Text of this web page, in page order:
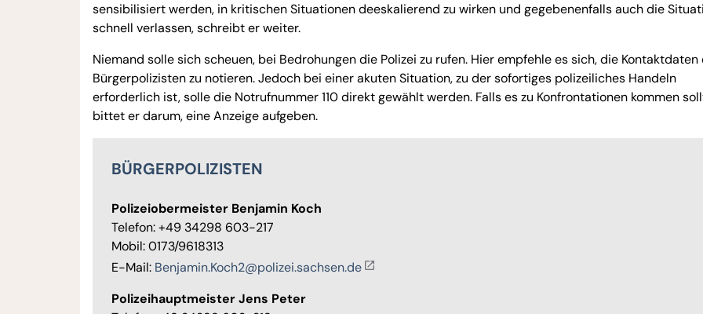
sensibilisiert werden, in kritischen Situationen deeskalierend zu wirken und gegebenenfalls auch die
schnell verlassen, schreibt er weiter.
Niemand solle sich scheuen, bei Bedrohungen die Polizei zu rufen. Hier empfehle es sich, die Kontaktdaten
Bürgerpolizisten zu notieren. Jedoch bei einer akuten Situation, zu der sofortiges polizeiliches Handeln
erforderlich ist, solle die Notrufnummer 110 direkt gewählt werden. Falls es zu Konfrontationen kommen
bittet er darum, eine Anzeige aufgeben.
BÜRGERPOLIZISTEN
Polizeiobermeister Benjamin Koch
Telefon: +49 34298 603-217
Mobil: 0173/9618313
E-Mail: Benjamin.Koch2@polizei.sachsen.de
Polizeihauptmeister Jens Peter